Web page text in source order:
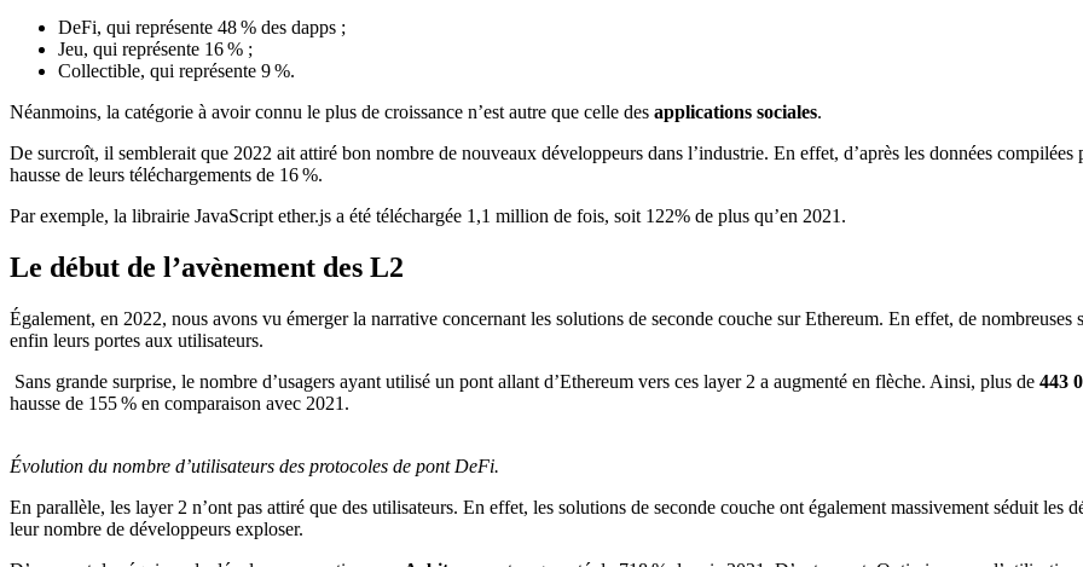
DeFi, qui représente 48 % des dapps ;
Jeu, qui représente 16 % ;
Collectible, qui représente 9 %.
Néanmoins, la catégorie à avoir connu le plus de croissance n’est autre que celle des applications sociales.
De surcroît, il semblerait que 2022 ait attiré bon nombre de nouveaux développeurs dans l’industrie. En effet, d’après les données compilées
hausse de leurs téléchargements de 16 %.
Par exemple, la librairie JavaScript ether.js a été téléchargée 1,1 million de fois, soit 122% de plus qu’en 2021.
Le début de l’avènement des L2
Également, en 2022, nous avons vu émerger la narrative concernant les solutions de seconde couche sur Ethereum. En effet, de nombreuses
enfin leurs portes aux utilisateurs.
Sans grande surprise, le nombre d’usagers ayant utilisé un pont allant d’Ethereum vers ces layer 2 a augmenté en flèche. Ainsi, plus de 443
hausse de 155 % en comparaison avec 2021.
Évolution du nombre d’utilisateurs des protocoles de pont DeFi.
En parallèle, les layer 2 n’ont pas attiré que des utilisateurs. En effet, les solutions de seconde couche ont également massivement séduit les
leur nombre de développeurs exploser.